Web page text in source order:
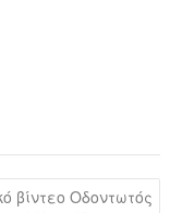
βίντεο Οδοντωτός